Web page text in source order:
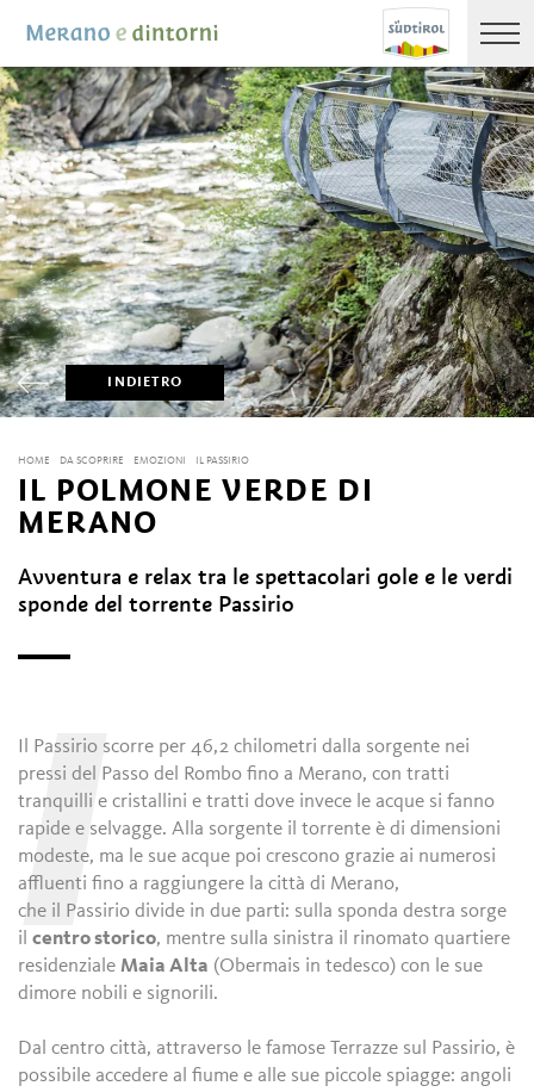
INDIETRO
HOME DA SCOPRIRE EMOZIONI IL PASSIRIO
IL POLMONE VERDE DI
MERANO
Avventura e relax tra le spettacolari gole e le verdi
sponde del torrente Passirio
I
Il Passirio scorre per 46,2 chilometri dalla sorgente nei
pressi del Passo del Rombo fino a Merano, con tratti
tranquilli e cristallini e tratti dove invece le acque si fanno
rapide e selvagge. Alla sorgente il torrente è di dimensioni
modeste, ma le sue acque poi crescono grazie ai numerosi
affluenti fino a raggiungere la città di Merano,
che il Passirio divide in due parti: sulla sponda destra sorge
ilcentro storico, mentre sulla sinistra il rinomato quartiere
residenzialeMaia Alta (Obermais in tedesco) con le sue
dimore nobili e signorili.
Dal centro città, attraverso le famose Terrazze sul Passirio, è
possibile accedere al fiume e alle sue piccole spiagge: angoli